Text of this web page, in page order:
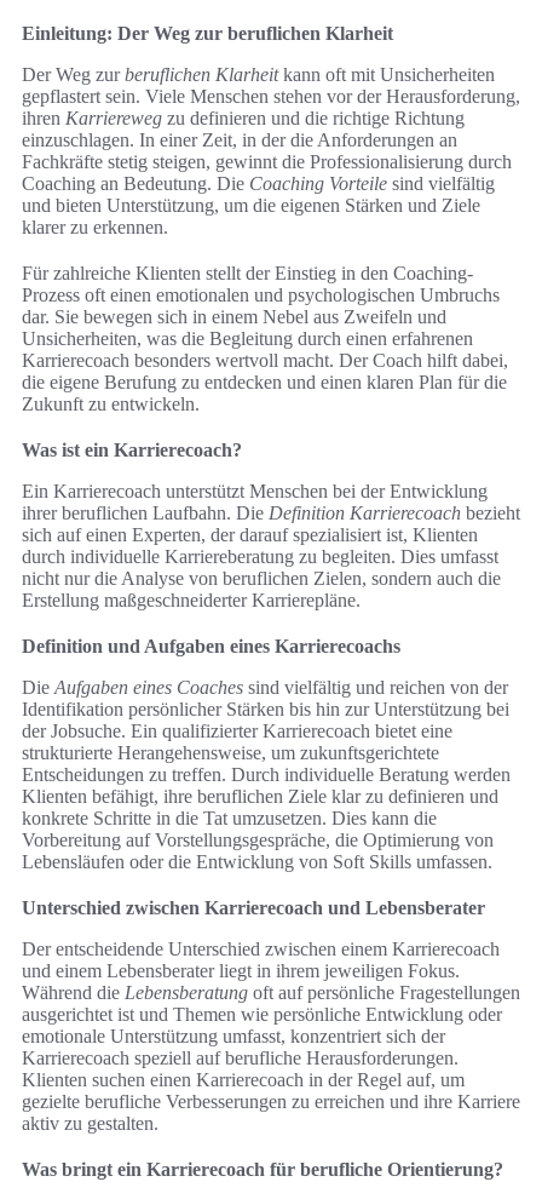
Einleitung: Der Weg zur beruflichen Klarheit
Der Weg zurberuflichen Klarheitkann oft mit Unsicherheiten
gepflastert sein. Viele Menschen stehen vor der Herausforderung,
ihren Karriereweg zu definieren und die richtige Richtung
einzuschlagen. In einer Zeit, in der die Anforderungen an
Fachkräfte stetig steigen, gewinnt die Professionalisierung durch
Coaching an Bedeutung. Die Coaching Vorteile sind vielfältig
und bieten Unterstützung, um die eigenen Stärken und Ziele
klarer zu erkennen.
Für zahlreiche Klienten stellt der Einstieg in den Coaching-
Prozess oft einen emotionalen und psychologischen Umbruchs
dar. Sie bewegen sich in einem Nebel aus Zweifeln und
Unsicherheiten, was die Begleitung durch einen erfahrenen
Karrierecoach besonders wertvoll macht. Der Coach hilft dabei,
die eigene Berufung zu entdecken und einen klaren Plan für die
Zukunft zu entwickeln.
Was ist ein Karrierecoach?
Ein Karrierecoach unterstützt Menschen bei der Entwicklung
ihrer beruflichen Laufbahn. Die Definition Karrierecoach bezieht
sich auf einen Experten, der darauf spezialisiert ist, Klienten
durch individuelle Karriereberatung zu begleiten. Dies umfasst
nicht nur die Analyse von beruflichen Zielen, sondern auch die
Erstellung maßgeschneiderter Karrierepläne.
Definition und Aufgaben eines Karrierecoachs
Die Aufgaben eines Coaches sind vielfältig und reichen von der
Identifikation persönlicher Stärken bis hin zur Unterstützung bei
der Jobsuche. Ein qualifizierter Karrierecoach bietet eine
strukturierte Herangehensweise, um zukunftsgerichtete
Entscheidungen zu treffen. Durch individuelle Beratung werden
Klienten befähigt, ihre beruflichen Ziele klar zu definieren und
konkrete Schritte in die Tat umzusetzen. Dies kann die
Vorbereitung auf Vorstellungsgespräche, die Optimierung von
Lebensläufen oder die Entwicklung von Soft Skills umfassen.
Unterschied zwischen Karrierecoach und Lebensberater
Der entscheidende Unterschied zwischen einem Karrierecoach
und einem Lebensberater liegt in ihrem jeweiligen Fokus.
Während die Lebensberatung oft auf persönliche Fragestellungen
ausgerichtet ist und Themen wie persönliche Entwicklung oder
emotionale Unterstützung umfasst, konzentriert sich der
Karrierecoach speziell auf berufliche Herausforderungen.
Klienten suchen einen Karrierecoach in der Regel auf, um
gezielte berufliche Verbesserungen zu erreichen und ihre Karriere
aktiv zu gestalten.
Was bringt ein Karrierecoach für berufliche Orientierung?